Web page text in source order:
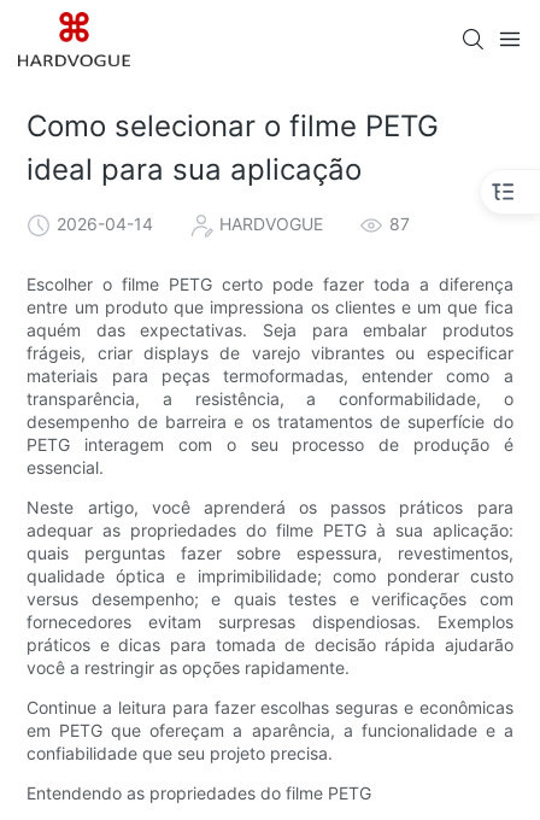
Como selecionar o filme PETG
ideal para sua aplicação
2026-04-14 HARDVOGUE 87
Escolher o filme PETG certo pode fazer toda a diferença
entre um produto que impressiona os clientes e um que fica
aquém das expectativas. Seja para embalar produtos
frágeis, criar displays de varejo vibrantes ou especificar
materiais para peças termoformadas, entender como a
transparência, a resistência, a conformabilidade, o
desempenho de barreira e os tratamentos de superfície do
PETG interagem com o seu processo de produção é
essencial.
Neste artigo, você aprenderá os passos práticos para
adequar as propriedades do filme PETG à sua aplicação:
quais perguntas fazer sobre espessura, revestimentos,
qualidade óptica e imprimibilidade; como ponderar custo
versus desempenho; e quais testes e verificações com
fornecedores evitam surpresas dispendiosas. Exemplos
práticos e dicas para tomada de decisão rápida ajudarão
você a restringir as opções rapidamente.
Continue a leitura para fazer escolhas seguras e econômicas
em PETG que ofereçam a aparência, a funcionalidade e a
confiabilidade que seu projeto precisa.
Entendendo as propriedades do filme PETG